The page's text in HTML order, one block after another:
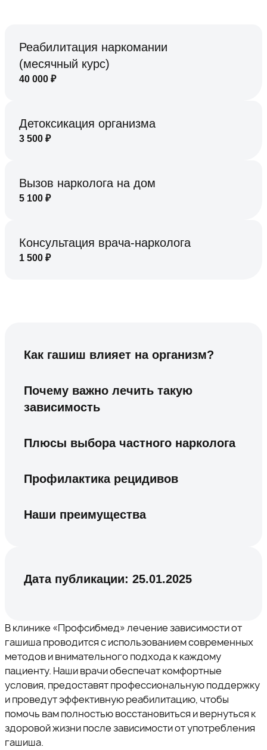
Реабилитация наркомании
(месячный курс)
40 000 ₽
Детоксикация организма
3 500 ₽
Вызов нарколога на дом
5 100 ₽
Консультация врача-нарколога
1 500 ₽
Как гашиш влияет на организм?
Почему важно лечить такую
зависимость
Плюсы выбора частного нарколога
Профилактика рецидивов
Наши преимущества
Дата публикации: 25.01.2025
В клинике «Профсибмед» лечение зависимости от
гашиша проводится с использованием современных
методов и внимательного подхода к каждому
пациенту. Наши врачи обеспечат комфортные
условия, предоставят профессиональную поддержку
и проведут эффективную реабилитацию, чтобы
помочь вам полностью восстановиться и вернуться к
здоровой жизни после зависимости от употребления
гашиша.